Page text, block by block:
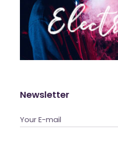
Newsletter